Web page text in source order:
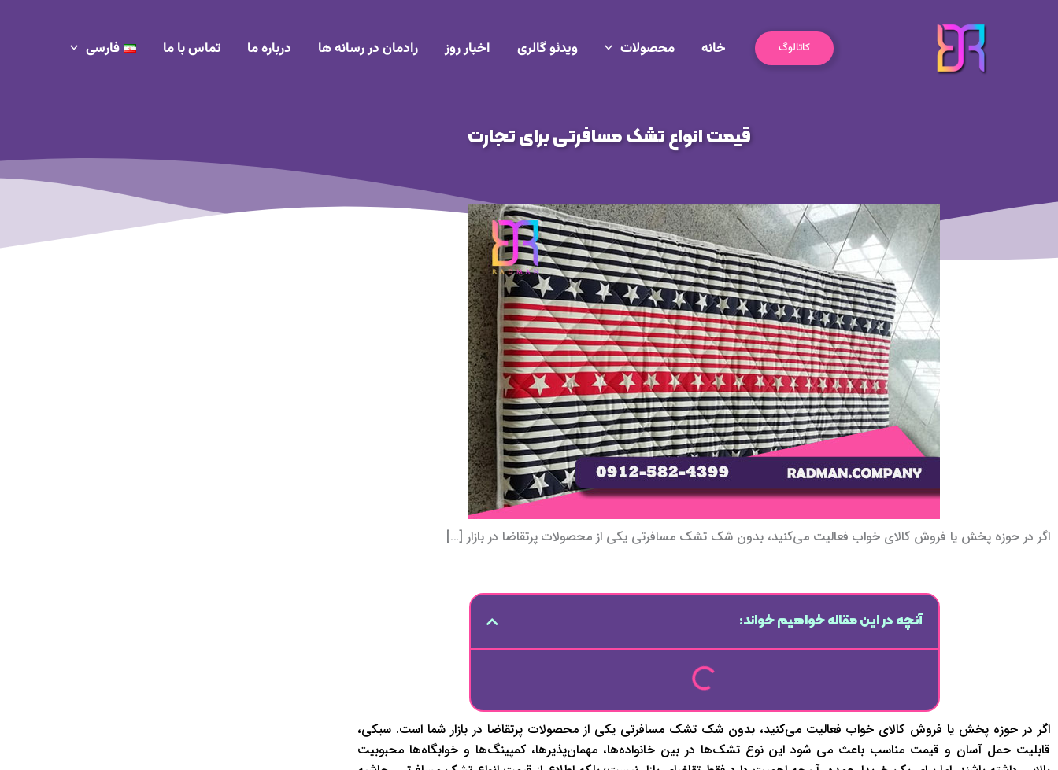
کاتالوگ خانه محصولات ویدئو گالری اخبار روز رادمان در رسانه ها درباره ما تماس با ما فارسی
قیمت انواع تشک مسافرتی برای تجارت
اگر در حوزه پخش یا فروش کالای خواب فعالیت می‌کنید، بدون شک تشک مسافرتی یکی از محصولات پرتقاضا در بازار […]
آنچه در این مقاله خواهیم خواند:
اگر در حوزه پخش یا فروش کالای خواب فعالیت می‌کنید، بدون شک تشک مسافرتی یکی از محصولات پرتقاضا در بازار شما است. سبکی،
قابلیت حمل آسان و قیمت مناسب باعث می شود این نوع تشک‌ها در بین خانواده‌ها، مهمان‌پذیرها، کمپینگ‌ها و خوابگاه‌ها محبوبیت